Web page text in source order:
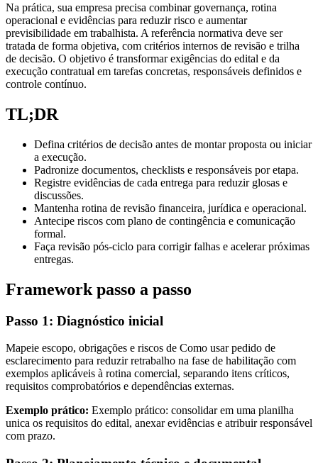
Na prática, sua empresa precisa combinar governança, rotina
operacional e evidências para reduzir risco e aumentar
previsibilidade em trabalhista. A referência normativa deve ser
tratada de forma objetiva, com critérios internos de revisão e trilha
de decisão. O objetivo é transformar exigências do edital e da
execução contratual em tarefas concretas, responsáveis definidos e
controle contínuo.
TL;DR
Defina critérios de decisão antes de montar proposta ou iniciar
a execução.
Padronize documentos, checklists e responsáveis por etapa.
Registre evidências de cada entrega para reduzir glosas e
discussões.
Mantenha rotina de revisão financeira, jurídica e operacional.
Antecipe riscos com plano de contingência e comunicação
formal.
Faça revisão pós-ciclo para corrigir falhas e acelerar próximas
entregas.
Framework passo a passo
Passo 1: Diagnóstico inicial
Mapeie escopo, obrigações e riscos de Como usar pedido de
esclarecimento para reduzir retrabalho na fase de habilitação com
exemplos aplicáveis à rotina comercial, separando itens críticos,
requisitos comprobatórios e dependências externas.
Exemplo prático: Exemplo prático: consolidar em uma planilha
unica os requisitos do edital, anexar evidências e atribuir responsável
com prazo.